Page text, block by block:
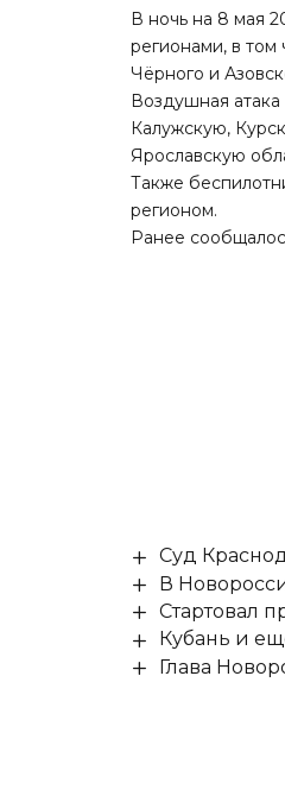
В ночь на 8 мая
регионами, в
Чёрного и
Воздушная
Калужскую,
Ярославскую
Также
регионом.
Ранее
Суд
В
Стартовал
Кубань и
Глава